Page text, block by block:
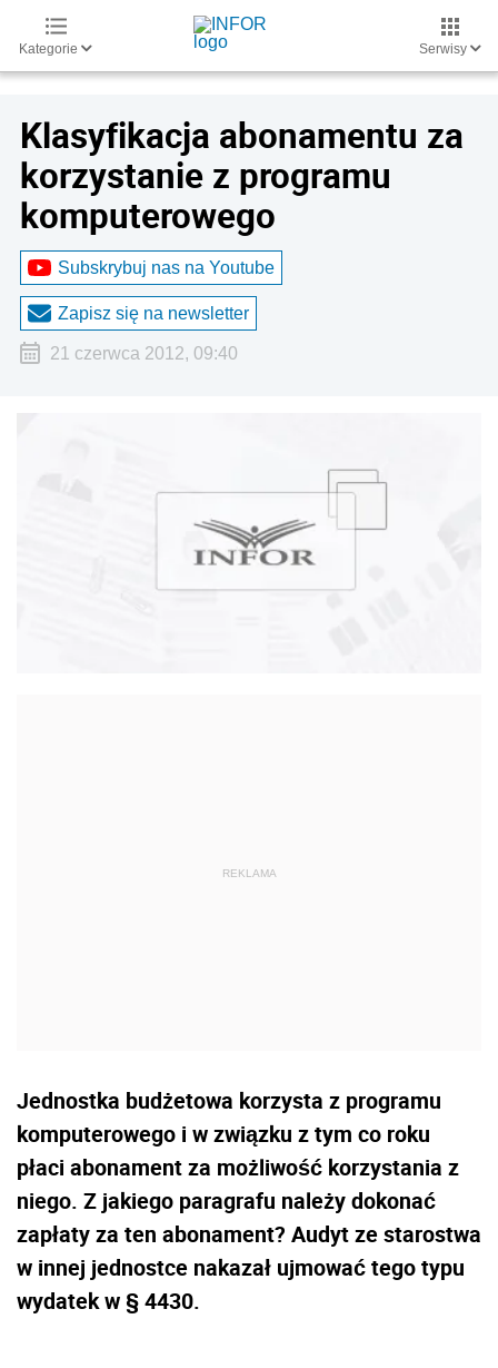
Kategorie Serwisy
Klasyfikacja abonamentu za
korzystanie z programu
komputerowego
Subskrybuj nas na Youtube
Zapisz się na newsletter
21 czerwca 2012, 09:40
Jednostka budżetowa korzysta z programu
komputerowego i w związku z tym co roku
płaci abonament za możliwość korzystania z
niego. Z jakiego paragrafu należy dokonać
zapłaty za ten abonament? Audyt ze starostwa
w innej jednostce nakazał ujmować tego typu
wydatek w § 4430.